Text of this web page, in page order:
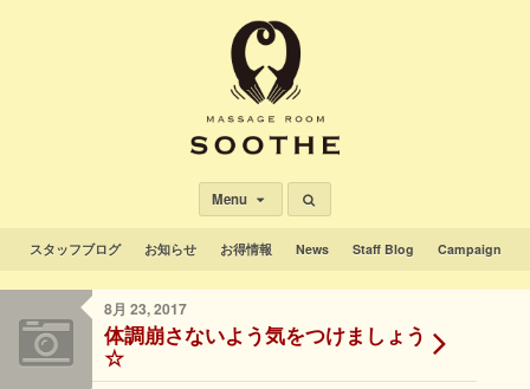
Menu
スタッフブログ お知らせ お得情報 News Staff Blog Campaign
8月 23, 2017
体調崩さないよう気をつけましょう
☆